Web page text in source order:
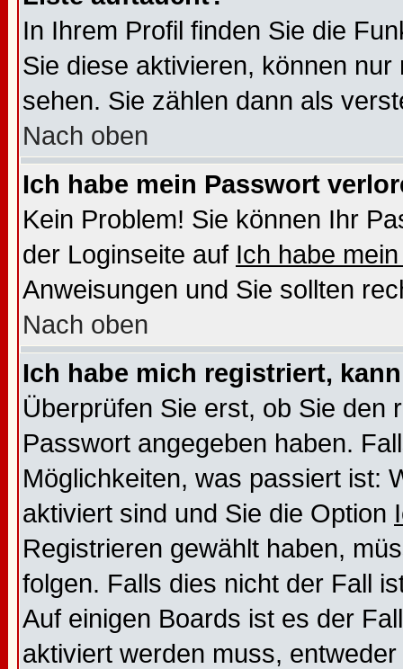
In Ihrem Profil finden Sie die
Sie diese aktivieren, können
sehen. Sie zählen dann als
Nach oben
Ich habe mein Passwort
Kein Problem! Sie können Ihr
der Loginseite auf Ich habe
Anweisungen und Sie sollten
Nach oben
Ich habe mich registriert,
Überprüfen Sie erst, ob Sie den
Passwort angegeben haben.
Möglichkeiten, was passiert ist:
aktiviert sind und Sie die Option
Registrieren gewählt haben,
folgen. Falls dies nicht der Fall
Auf einigen Boards ist es der
aktiviert werden muss,